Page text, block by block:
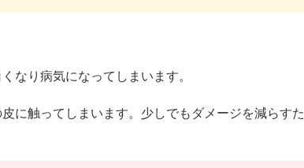
なり病気になってしまいます。
に触ってしまいます。少しでもダメージを減らすた